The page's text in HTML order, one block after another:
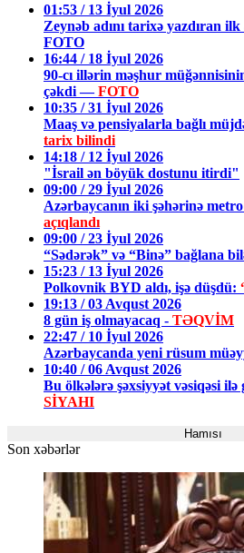
01:53 / 13 İyul 2026
Zeynəb adını tarixə yazdıran
FOTO
16:44 / 18 İyul 2026
90-cı illərin məşhur
çəkdi —FOTO
10:35 / 31 İyul 2026
Maaş və pensiyalarla bağlı
tarix bilindi
14:18 / 12 İyul 2026
"İsrail ən böyük dostunu itirdi"
09:00 / 29 İyul 2026
Azərbaycanın iki şəhərinə
açıqlandı
09:00 / 23 İyul 2026
“Sədərək” və “Binə” bağlana
15:23 / 13 İyul 2026
Polkovnik BYD aldı, işə düşdü:
19:13 / 03 Avqust 2026
8 gün iş olmayacaq - TƏQVİM
22:47 / 10 İyul 2026
Azərbaycanda yeni rüsum
10:40 / 06 Avqust 2026
Bu ölkələrə şəxsiyyət vəsiqəsi ilə
SİYAHI
Hamısı
Son xəbərlər